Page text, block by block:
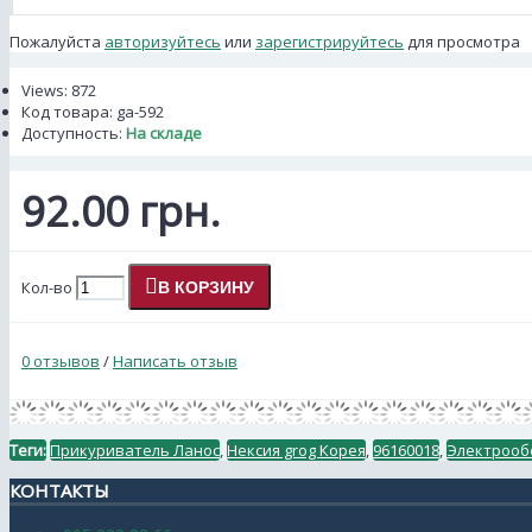
Пожалуйста авторизуйтесь или зарегистрируйтесь для просмотра
Views: 872
Код товара: ga-592
Доступность: На складе
92.00 грн.
Кол-во В КОРЗИНУ
0 отзывов /Написать отзыв
Теги:Прикуриватель Ланос,Нексия grog Корея, 96160018,
КОНТАКТЫ